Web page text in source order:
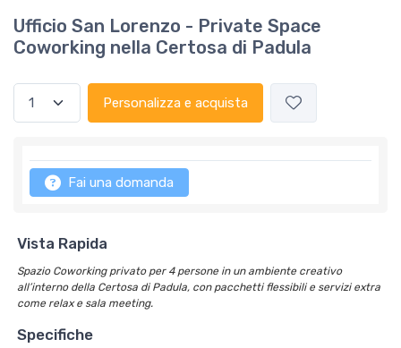
Ufficio San Lorenzo - Private Space
Coworking nella Certosa di Padula
Personalizza e acquista
Fai una domanda
Vista Rapida
Spazio Coworking privato per 4 persone in un ambiente creativo
all’interno della Certosa di Padula, con pacchetti flessibili e servizi extra
come relax e sala meeting.
Specifiche